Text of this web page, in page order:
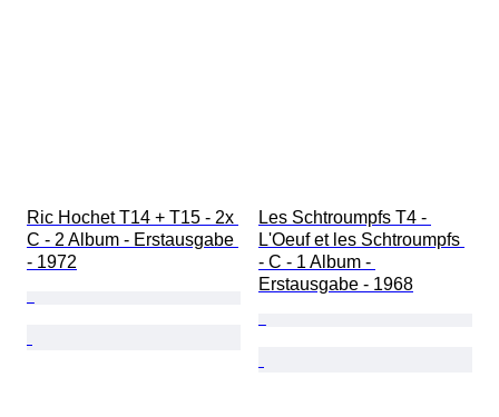
Ric Hochet T14 + T15 - 2x
C - 2 Album - Erstausgabe
- 1972
Les Schtroumpfs T4 -
L'Oeuf et les Schtroumpfs
- C - 1 Album -
Erstausgabe - 1968